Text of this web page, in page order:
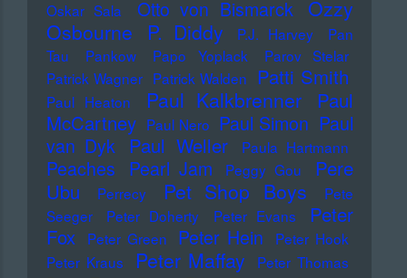
Oskar Sala Otto von Bismarck Ozzy
Osbourne
P. Diddy P.J. Harvey
Pan
Tau
Pankow Papo Yoplack
Parov Stelar
Patrick Wagner Patrick Walden Patti Smith
Paul Heaton Paul Kalkbrenner
Paul
McCartney Paul Nero Paul Simon Paul
van Dyk Paul Weller Paula Hartmann
Peaches Pearl Jam Peggy Gou
Pere
Ubu
Perrecy Pet Shop Boys
Pete
Seeger
Peter Doherty Peter Evans
Peter
Fox
Peter Green Peter Hein
Peter Hook
Peter Kraus
Peter Maffay
Peter Thomas